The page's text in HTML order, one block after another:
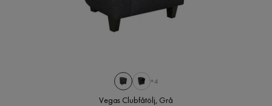
+4
Vegas Clubfåtölj, Grå